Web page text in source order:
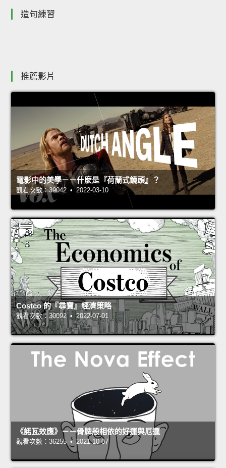
造句練習
推薦影片
電影中的美學－－什麼是『荷蘭式鏡頭』？
觀看次數：39042 • 2022-03-10
Costco 的『尋寶』經濟策略
觀看次數：30092 • 2022-07-01
《諾瓦效應》－－骨牌般相依的好運與厄運
觀看次數：36255 • 2021-10-07